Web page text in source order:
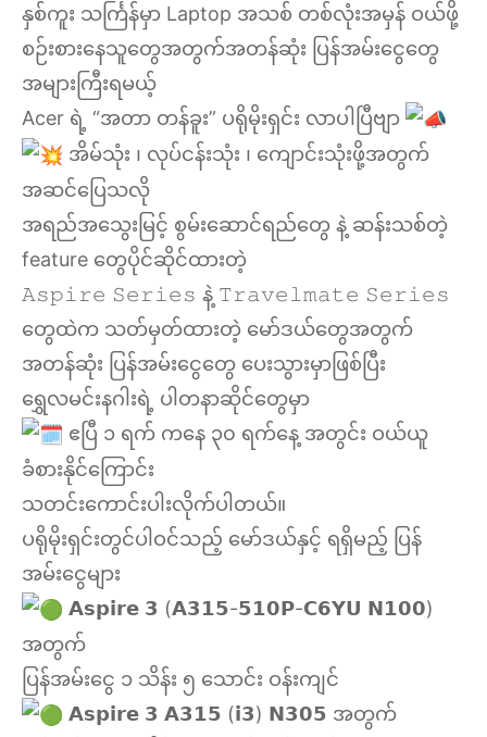
နှစ်ကူး သင်္ကြန်မှာ Laptop အသစ် တစ်လုံးအမှန် ဝယ်ဖို့
စဉ်းစားနေသူတွေအတွက်အတန်ဆုံး ပြန်အမ်းငွေတွေ
အများကြီးရမယ့်
Acer ရဲ့ “အတာ တန်ခူး” ပရိုမိုးရှင်း လာပါပြီဗျာ
အိမ်သုံး ၊ လုပ်ငန်းသုံး ၊ ကျောင်းသုံးဖို့အတွက်
အဆင်ပြေသလို
အရည်အသွေးမြင့် စွမ်းဆောင်ရည်တွေ နဲ့ ဆန်းသစ်တဲ့
feature တွေပိုင်ဆိုင်ထားတဲ့
𝙰𝚜𝚙𝚒𝚛𝚎 𝚂𝚎𝚛𝚒𝚎𝚜 နဲ့ 𝚃𝚛𝚊𝚟𝚎𝚕𝚖𝚊𝚝𝚎 𝚂𝚎𝚛𝚒𝚎𝚜
တွေထဲက သတ်မှတ်ထားတဲ့ မော်ဒယ်တွေအတွက်
အတန်ဆုံး ပြန်အမ်းငွေတွေ ပေးသွားမှာဖြစ်ပြီး
ရွှေလမင်းနဂါးရဲ့ ပါတနာဆိုင်တွေမှာ
ဧပြီ ၁ ရက် ကနေ ၃၀ ရက်နေ့ အတွင်း ဝယ်ယူ
ခံစားနိုင်ကြောင်း
သတင်းကောင်းပါးလိုက်ပါတယ်။
ပရိုမိုးရှင်းတွင်ပါဝင်သည့် မော်ဒယ်နှင့် ရရှိမည့် ပြန်
အမ်းငွေများ
𝗔𝘀𝗽𝗶𝗿𝗲 𝟯 (𝗔𝟯𝟭𝟱-𝟱𝟭𝟬𝗣-𝗖𝟲𝗬𝗨 𝗡𝟭𝟬𝟬)
အတွက်
ပြန်အမ်းငွေ ၁ သိန်း ၅ သောင်း ဝန်းကျင်
𝗔𝘀𝗽𝗶𝗿𝗲 𝟯 𝗔𝟯𝟭𝟱 (𝗶𝟯) 𝗡𝟯𝟬𝟱 အတွက်